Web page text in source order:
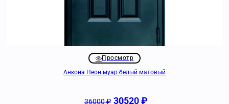
Просмотр
Анкона Неон муар белый матовый
36000₽ 30520₽